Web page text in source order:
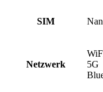
SIM
Netzwerk
5G